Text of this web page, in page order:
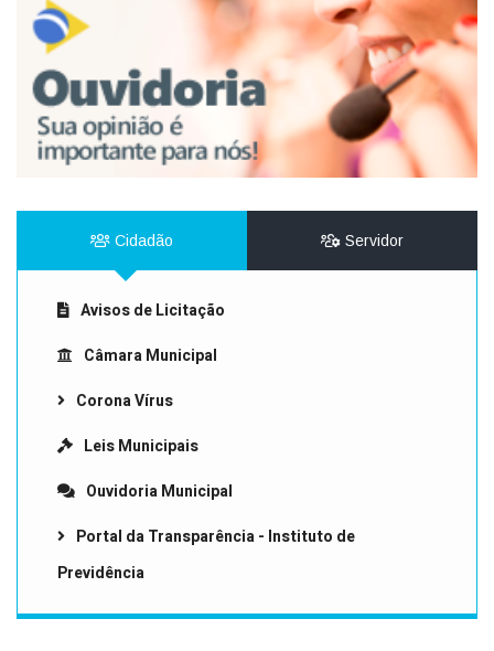
Cidadão Servidor
Avisos de Licitação
Câmara Municipal
Corona Vírus
Leis Municipais
Ouvidoria Municipal
Portal da Transparência - Instituto de
Previdência